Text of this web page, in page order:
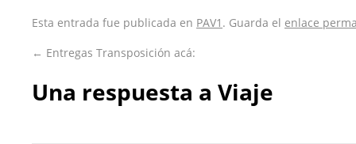
Esta entrada fue publicada en PAV1 . Guarda el enlace
← Entregas Transposición acá:
Una respuesta a Viaje